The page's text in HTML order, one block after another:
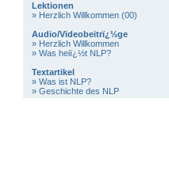
Lektionen
» Herzlich Willkommen (00)
Audio/Videobeitrï¿½ge
» Herzlich Willkommen
» Was heiï¿½t NLP?
Textartikel
» Was ist NLP?
» Geschichte des NLP